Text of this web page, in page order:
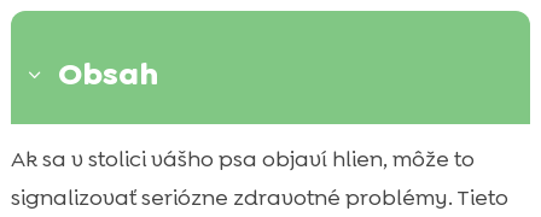
3 Obsah
 Čo je to hlienovitá stolica u psa?
 Prečo sa u psov vyskytuje hlien v stolici?
Ak sa v stolici vášho psa objaví hlien, môže to
signalizovať seriózne zdravotné problémy. Tieto